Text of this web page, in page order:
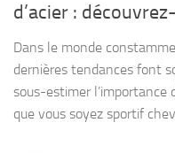
d’acier :
Dans le monde
dernières tendances font
sous-estimer l’importance
que vous soyez sportif